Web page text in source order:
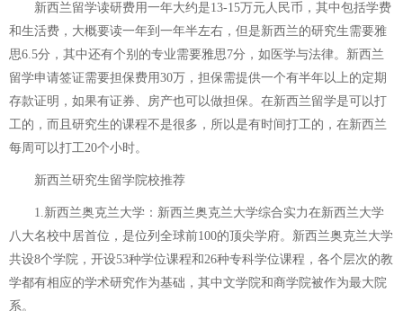
新西兰留学读研费用一年大约是13-15万元人民币，其中包括学费
和生活费，大概要读一年到一年半左右，但是新西兰的研究生需要雅
思6.5分，其中还有个别的专业需要雅思7分，如医学与法律。新西兰
留学申请签证需要担保费用30万，担保需提供一个有半年以上的定期
存款证明，如果有证券、房产也可以做担保。在新西兰留学是可以打
工的，而且研究生的课程不是很多，所以是有时间打工的，在新西兰
每周可以打工20个小时。
新西兰研究生留学院校推荐
1.新西兰奥克兰大学：新西兰奥克兰大学综合实力在新西兰大学
八大名校中居首位，是位列全球前100的顶尖学府。新西兰奥克兰大学
共设8个学院，开设53种学位课程和26种专科学位课程，各个层次的教
学都有相应的学术研究作为基础，其中文学院和商学院被作为最大院
系。